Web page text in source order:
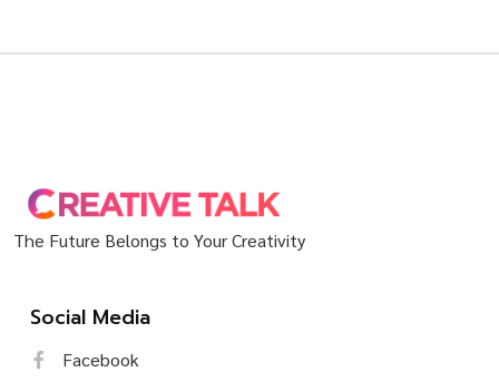
The Future Belongs to Your Creativity
Social Media
Facebook